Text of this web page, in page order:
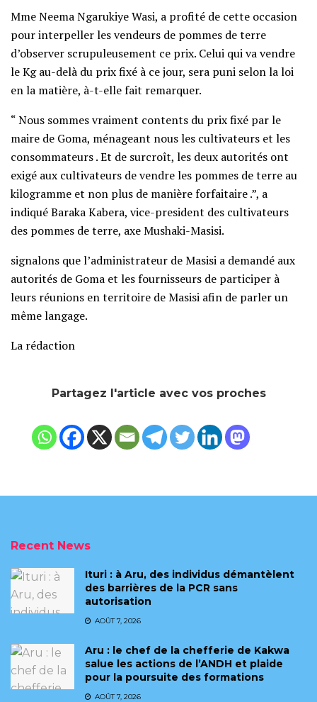
Mme Neema Ngarukiye Wasi, a profité de cette occasion
pour interpeller les vendeurs de pommes de terre
d’observer scrupuleusement ce prix. Celui qui va vendre
le Kg au-delà du prix fixé à ce jour, sera puni selon la loi
en la matière, à-t-elle fait remarquer.
“ Nous sommes vraiment contents du prix fixé par le
maire de Goma, ménageant nous les cultivateurs et les
consommateurs . Et de surcroît, les deux autorités ont
exigé aux cultivateurs de vendre les pommes de terre au
kilogramme et non plus de manière forfaitaire .”, a
indiqué Baraka Kabera, vice-president des cultivateurs
des pommes de terre, axe Mushaki-Masisi.
signalons que l’administrateur de Masisi a demandé aux
autorités de Goma et les fournisseurs de participer à
leurs réunions en territoire de Masisi afin de parler un
même langage.
La rédaction
Partagez l'article avec vos proches
Recent News
Ituri : à Aru, des individus démantèlent
des barrières de la PCR sans
autorisation
AOÛT 7, 2026
Aru : le chef de la chefferie de Kakwa
salue les actions de l’ANDH et plaide
pour la poursuite des formations
AOÛT 7, 2026